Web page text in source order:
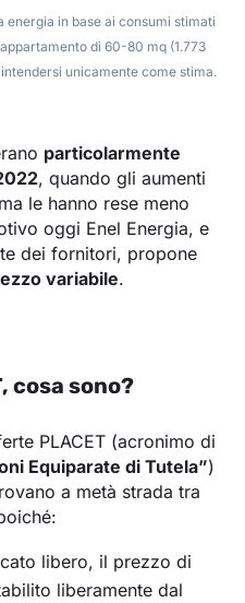
in base ai consumi stimati
di 60-80 mq (1.773
unicamente come stima.
particolarmente
, quando gli aumenti
le hanno rese meno
oggi Enel Energia, e
dei fornitori, propone
variabile.
cosa sono?
PLACET (acronimo di
Equiparate di Tutela”)
a metà strada tra
libero, il prezzo di
liberamente dal